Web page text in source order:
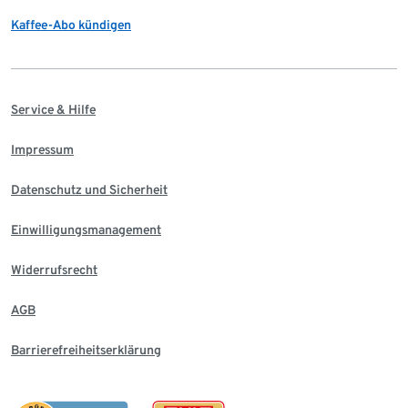
Kaffee-Abo kündigen
Service & Hilfe
Impressum
Datenschutz und Sicherheit
Einwilligungsmanagement
Widerrufsrecht
AGB
Barrierefreiheitserklärung